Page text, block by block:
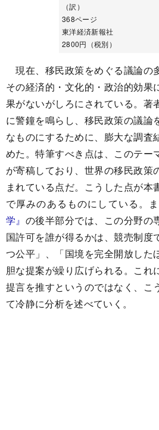
（訳）
368ページ
東洋経済新報社
2800円（税別）
現在、移民政策をめぐる議論の
その経済的・文化的・政治的効果
果がないがしろにされている。著
に警鐘を鳴らし、移民政策の議論
なものにするために、膨大な調査
めた。特筆すべき点は、このテー
が寄稿しており、世界の移民政策
まれている点だ。こうした点が本
で厚みのあるものにしている。
学』 の後半部分では、この分野の
国許可を誰が得るかは、競売制度
つ公平」、「国境を完全開放した
胆な提案が繰り広げられる。これ
提言を推すというのではなく、こ
て冷静に分析を述べていく。